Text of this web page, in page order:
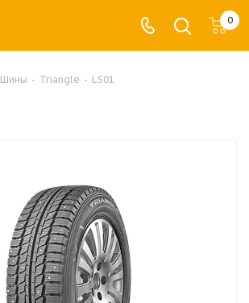
0
Шины - Triangle - LS01